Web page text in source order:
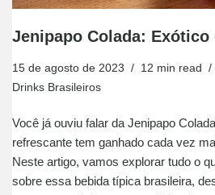
Jenipapo Colada: Exótico
15 de agosto de 2023 12 min read
Drinks Brasileiros
Você já ouviu falar da Jenipapo
refrescante tem ganhado cada vez
Neste artigo, vamos explorar tudo o
sobre essa bebida típica brasileira,